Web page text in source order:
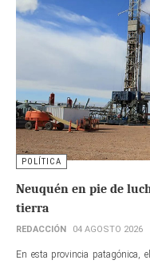
POLÍTICA
Neuquén en pie de
tierra
REDACCIÓN 04 AGOSTO 2026
En esta provincia patagónica,